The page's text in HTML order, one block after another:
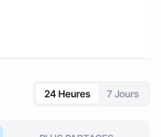
24 Heures 7 Jours